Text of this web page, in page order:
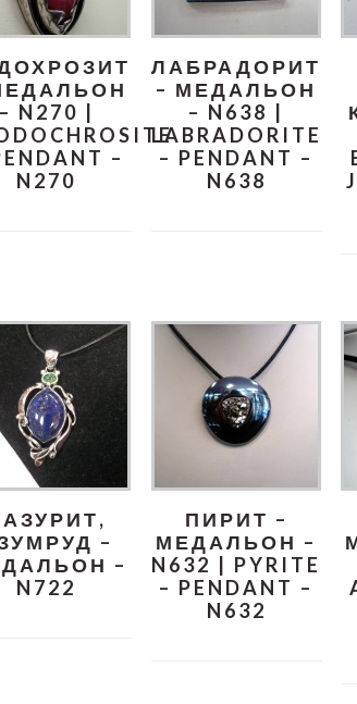
– N270 |
–
N270
ЛАБРАДОРИТ
– МЕДАЛЬОН
– N638 |
LABRADORITE
– PENDANT –
N638
–
–
N722
ПИРИТ –
МЕДАЛЬОН –
N632 | PYRITE
– PENDANT –
N632